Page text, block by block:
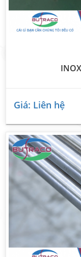
Giá: Liên hệ